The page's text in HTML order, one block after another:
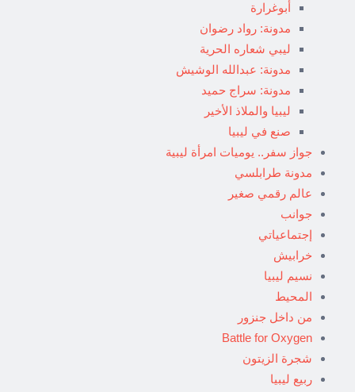
أبوغرارة
مدونة: رواد رضوان
ليبي شعاره الحرية
مدونة: عبدالله الوشيش
مدونة: سراج حميد
ليبيا والملاذ الأخير
صنع في ليبيا
جواز سفر.. يوميات امرأة ليبية
مدونة طرابلسي
عالم رقمي صغير
جوانب
إجتماعياتي
خرابيش
نسيم ليبيا
المحيط
من داخل جنزور
Battle for Oxygen
شجرة الزيتون
ربيع ليبيا